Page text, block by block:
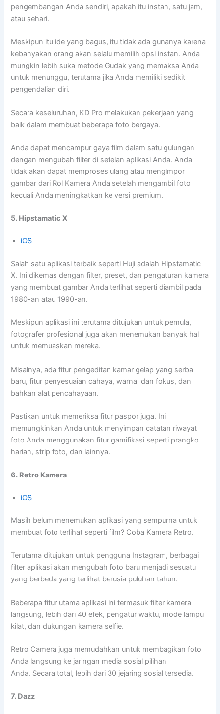
pengembangan Anda sendiri, apakah itu instan, satu jam,
atau sehari.
Meskipun itu ide yang bagus, itu tidak ada gunanya karena
kebanyakan orang akan selalu memilih opsi instan. Anda
mungkin lebih suka metode Gudak yang memaksa Anda
untuk menunggu, terutama jika Anda memiliki sedikit
pengendalian diri.
Secara keseluruhan, KD Pro melakukan pekerjaan yang
baik dalam membuat beberapa foto bergaya.
Anda dapat mencampur gaya film dalam satu gulungan
dengan mengubah filter di setelan aplikasi Anda. Anda
tidak akan dapat memproses ulang atau mengimpor
gambar dari Rol Kamera Anda setelah mengambil foto
kecuali Anda meningkatkan ke versi premium.
5. Hipstamatic X
iOS
Salah satu aplikasi terbaik seperti Huji adalah Hipstamatic
X. Ini dikemas dengan filter, preset, dan pengaturan kamera
yang membuat gambar Anda terlihat seperti diambil pada
1980-an atau 1990-an.
Meskipun aplikasi ini terutama ditujukan untuk pemula,
fotografer profesional juga akan menemukan banyak hal
untuk memuaskan mereka.
Misalnya, ada fitur pengeditan kamar gelap yang serba
baru, fitur penyesuaian cahaya, warna, dan fokus, dan
bahkan alat pencahayaan.
Pastikan untuk memeriksa fitur paspor juga. Ini
memungkinkan Anda untuk menyimpan catatan riwayat
foto Anda menggunakan fitur gamifikasi seperti prangko
harian, strip foto, dan lainnya.
6. Retro Kamera
iOS
Masih belum menemukan aplikasi yang sempurna untuk
membuat foto terlihat seperti film? Coba Kamera Retro.
Terutama ditujukan untuk pengguna Instagram, berbagai
filter aplikasi akan mengubah foto baru menjadi sesuatu
yang berbeda yang terlihat berusia puluhan tahun.
Beberapa fitur utama aplikasi ini termasuk filter kamera
langsung, lebih dari 40 efek, pengatur waktu, mode lampu
kilat, dan dukungan kamera selfie.
Retro Camera juga memudahkan untuk membagikan foto
Anda langsung ke jaringan media sosial pilihan
Anda. Secara total, lebih dari 30 jejaring sosial tersedia.
7. Dazz